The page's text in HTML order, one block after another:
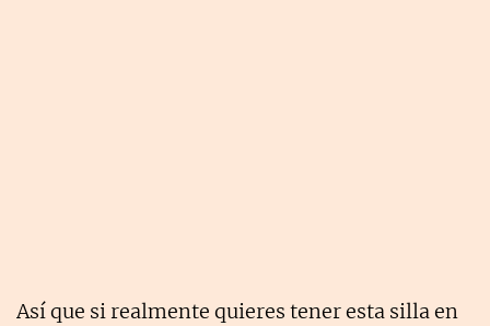
Así que si realmente quieres tener esta silla en